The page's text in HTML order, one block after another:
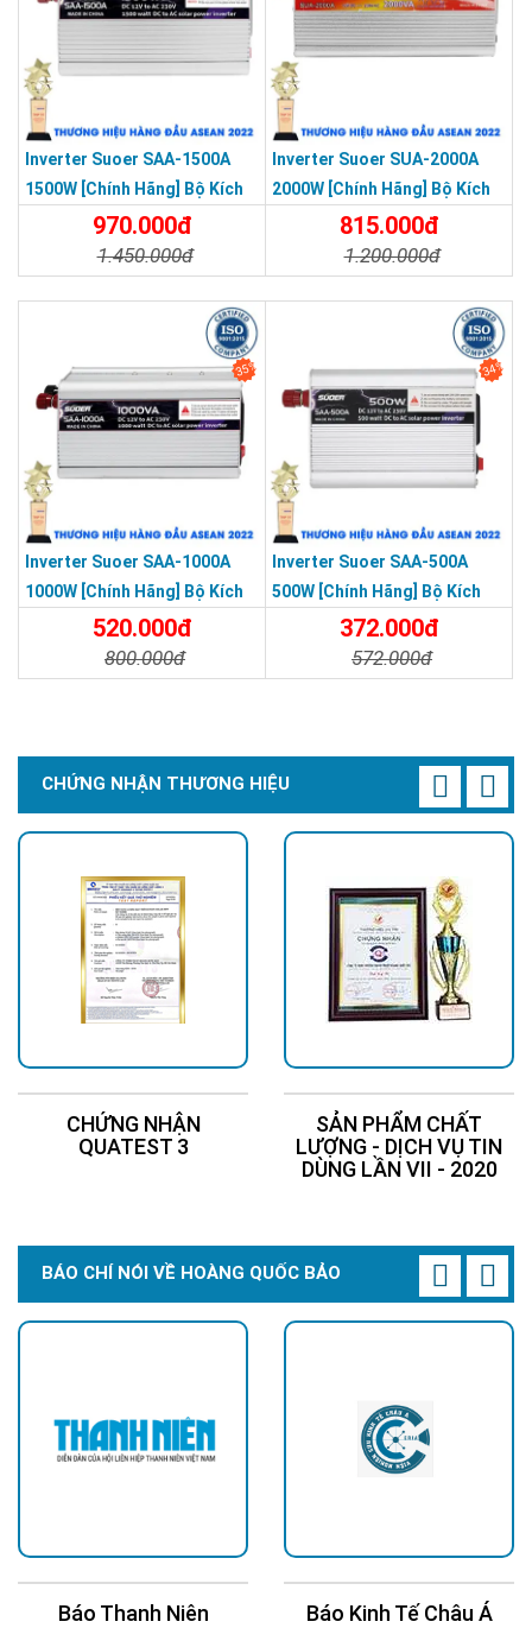
Inverter Suoer SAA-1500A
1500W [Chính Hãng] Bộ Kích
Điện 12V Lên 220V - Máy Kích
Điện Sin Mô Phỏng
970.000đ
1.450.000đ
Inverter Suoer SUA-2000A
2000W [Chính Hãng] Bộ Kích
Điện 12V Lên 220V - Máy Kích
Điện Sin Mô Phỏng
815.000đ
1.200.000đ
35%
Inverter Suoer SAA-1000A
1000W [Chính Hãng] Bộ Kích
Điện 12V Lên 220V - Máy Kích
Điện Sin Mô Phỏng
520.000đ
800.000đ
34%
Inverter Suoer SAA-500A
500W [Chính Hãng] Bộ Kích
Điện 12V Lên 220V - Máy Kích
Điện Sin Mô Phỏng
372.000đ
572.000đ
CHỨNG NHẬN THƯƠNG HIỆU
CHỨNG NHẬN
QUATEST 3
SẢN PHẨM CHẤT
LƯỢNG - DỊCH VỤ TIN
DÙNG LẦN VII - 2020
BÁO CHÍ NÓI VỀ HOÀNG QUỐC BẢO
Báo Thanh Niên Báo Kinh Tế Châu Á